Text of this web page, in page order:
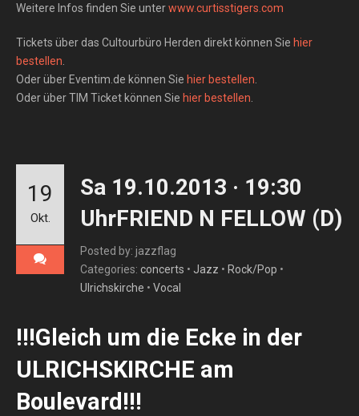
Weitere Infos finden Sie unterwww.curtisstigers.com
Tickets über das Cultourbüro Herden direkt können Sie hier
bestellen
Oder über Eventim.de können Sie hier bestellen
Oder über TIM Ticket können Sie hier bestellen
Sa 19.10.2013 · 19:30
UhrFRIEND N FELLOW (D)
Posted by: jazzflag
Categories: concerts • Jazz • Rock/Pop •
Ulrichskirche • Vocal
19
Okt.
!!!Gleich um die Ecke in der
ULRICHSKIRCHE am
Boulevard!!!